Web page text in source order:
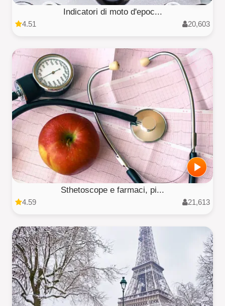
Indicatori di moto d'epoc...
4.51 20,603
Sthetoscope e farmaci, pi...
4.59 21,613